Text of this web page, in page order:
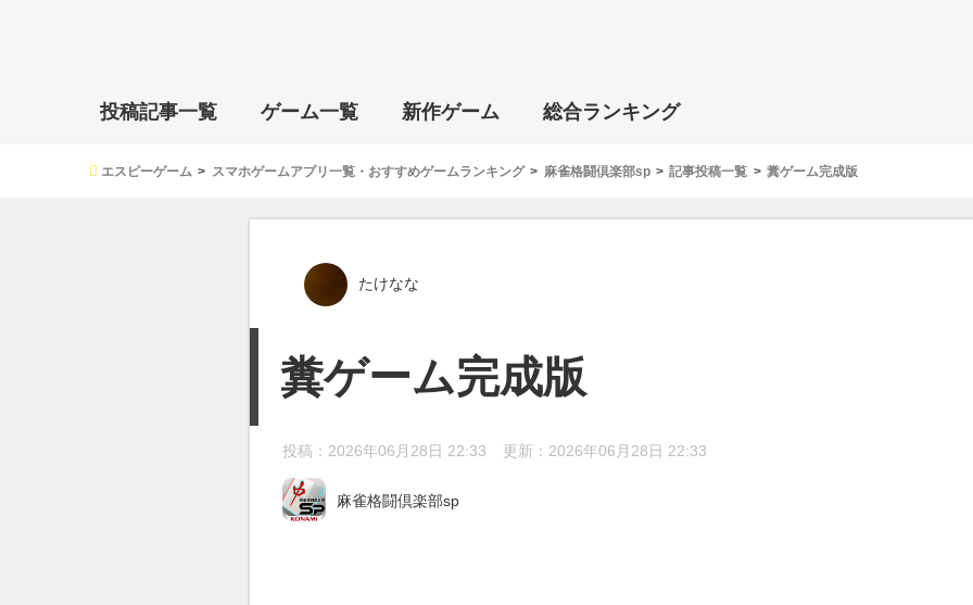
投稿記事一覧 ゲーム一覧 新作ゲーム 総合ランキング
エスピーゲーム スマホゲームアプリ一覧・おすすめゲームランキング 麻雀格闘倶楽部sp 記事投稿一覧 糞ゲーム完成版
たけなな
糞ゲーム完成版
投稿：2026年06月28日 22:33 更新：2026年06月28日 22:33
麻雀格闘倶楽部sp